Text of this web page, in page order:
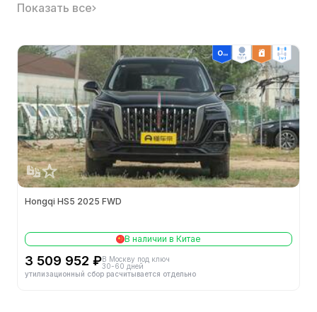
Гарантия в Китае -
Гарантия первому владельцу -
Двигатель -
Официальная цена -
60 км ТО: стоимость (¥) -
Объем багажника (л)
Показать все
ТОП 6 2wd
Hongqi HS5 2025 FWD
В наличии в Китае
3 509 952 ₽В Москву под ключ
30-60 дней
утилизационный сбор расчитывается отдельно